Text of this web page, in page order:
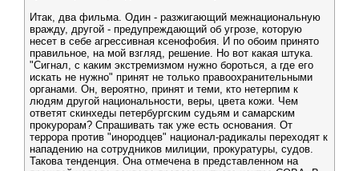
Итак, два фильма. Один - разжигающий межнациональную
вражду, другой - предупреждающий об угрозе, которую
несет в себе агрессивная ксенофобия. И по обоим принято
правильное, на мой взгляд, решение. Но вот какая штука.
"Сигнал, с каким экстремизмом нужно бороться, а где его
искать не нужно" принят не только правоохранительными
органами. Он, вероятно, принят и теми, кто нетерпим к
людям другой национальности, веры, цвета кожи. Чем
ответят скинхеды петербургским судьям и самарским
прокурорам? Спрашивать так уже есть основания. От
террора против "инородцев" национал-радикалы переходят к
нападению на сотрудников милиции, прокуратуры, судов.
Такова тенденция. Она отмечена в представленном на